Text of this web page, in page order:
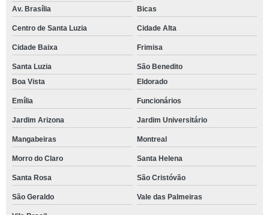
Av. Brasília
Bicas
Centro de Santa Luzia Cidade Alta
Cidade Baixa Frimisa
Santa Luzia
São Benedito
Boa Vista
Eldorado
Emília Funcionários
Jardim Arizona Jardim Universitário
Mangabeiras Montreal
Morro do Claro Santa Helena
Santa Rosa São Cristóvão
São Geraldo Vale das Palmeiras